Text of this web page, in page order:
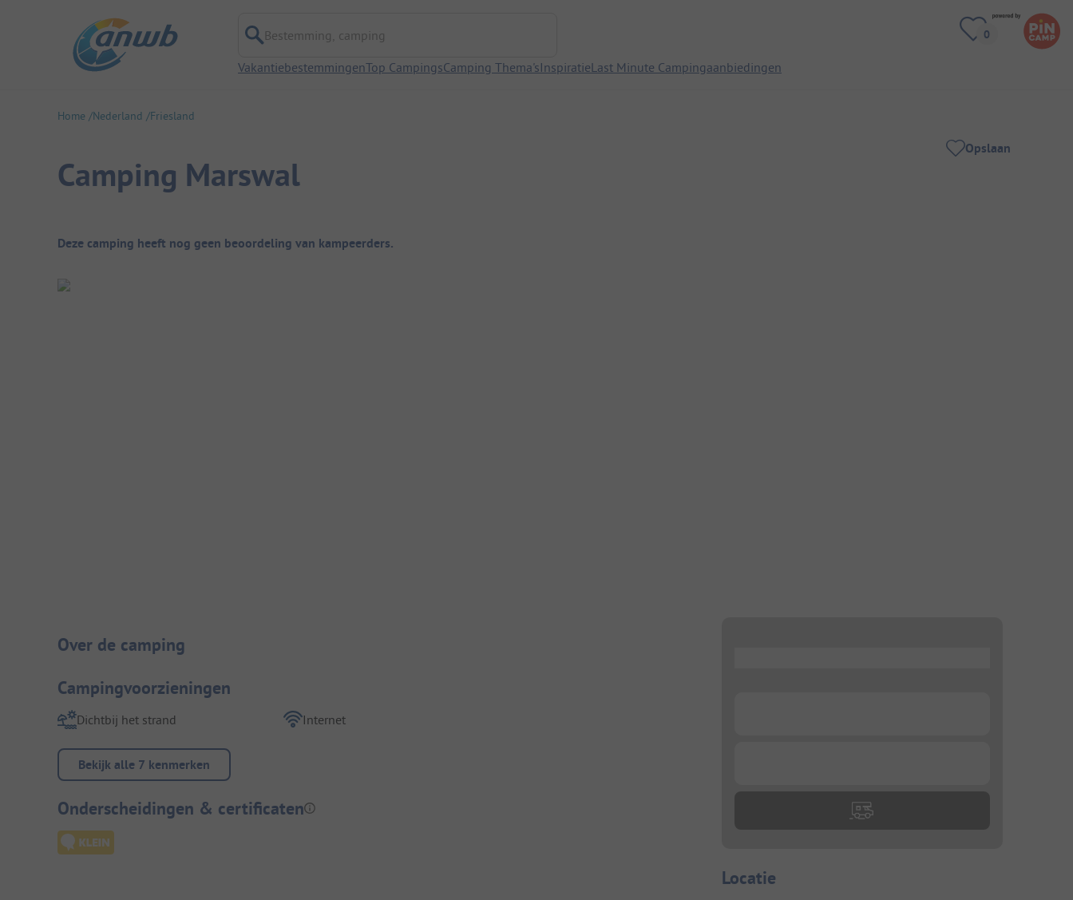
Bestemming, camping
VakantiebestemmingenTop CampingsCamping Thema'sInspiratieLast Minute Campingaanbiedingen
Home Nederland Friesland
Camping Marswal
Opslaan
Camping overzicht
Deze camping heeft nog geen beoordeling van kampeerders.
Camping introductie
Over de camping
Campingvoorzieningen
Dichtbij het strand Internet
Bekijk alle 7 kenmerken
Onderscheidingen & certificaten
Locatie